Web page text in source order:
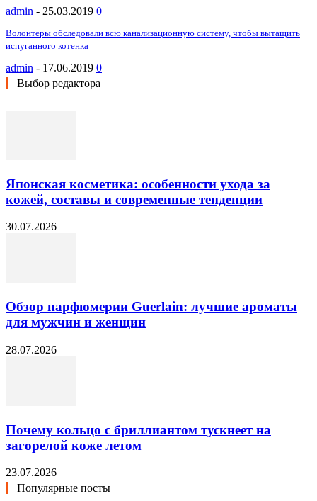
admin - 25.03.2019 0
Волонтеры обследовали всю канализационную систему, чтобы вытащить
испуганного котенка
admin - 17.06.2019 0
Выбор редактора
Японская косметика: особенности ухода за
кожей, составы и современные тенденции
30.07.2026
Обзор парфюмерии Guerlain: лучшие ароматы
для мужчин и женщин
28.07.2026
Почему кольцо с бриллиантом тускнеет на
загорелой коже летом
23.07.2026
Популярные посты